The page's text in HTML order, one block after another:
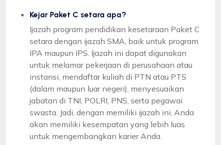
Kejar Paket C setara apa?
Ijazah program pendidikan kesetaraan Paket C
setara dengan ijazah SMA, baik untuk program
IPA maupun IPS. Ijazah ini dapat digunakan
untuk melamar pekerjaan di perusahaan atau
instansi, mendaftar kuliah di PTN atau PTS
(dalam maupun luar negeri), menyesuaikan
jabatan di TNI, POLRI, PNS, serta pegawai
swasta. Jadi, dengan memiliki ijazah ini, Anda
akan memiliki kesempatan yang lebih luas
untuk mengembangkan karier Anda.